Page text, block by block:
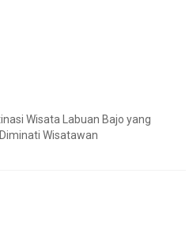
Wisata Labuan Bajo yang
Wisatawan